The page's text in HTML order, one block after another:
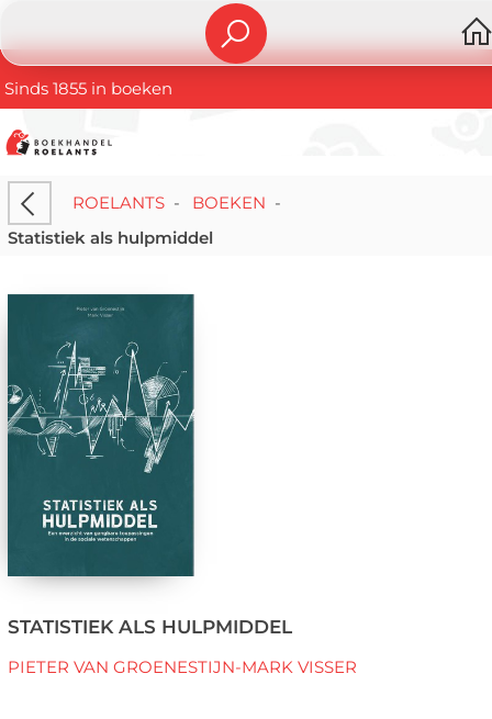
Sinds 1855 in boeken
ROELANTS- BOEKEN -
Statistiek als hulpmiddel
STATISTIEK ALS HULPMIDDEL
PIETER VAN GROENESTIJN-MARK VISSER